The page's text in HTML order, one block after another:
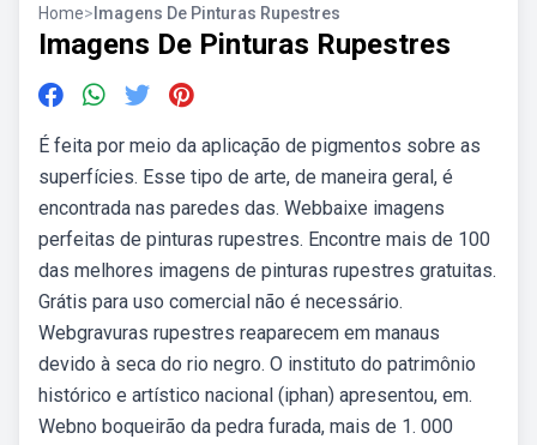
Home> Imagens De Pinturas Rupestres
Imagens De Pinturas Rupestres
É feita por meio da aplicação de pigmentos sobre as
superfícies. Esse tipo de arte, de maneira geral, é
encontrada nas paredes das. Webbaixe imagens
perfeitas de pinturas rupestres. Encontre mais de 100
das melhores imagens de pinturas rupestres gratuitas.
Grátis para uso comercial não é necessário.
Webgravuras rupestres reaparecem em manaus
devido à seca do rio negro. O instituto do patrimônio
histórico e artístico nacional (iphan) apresentou, em.
Webno boqueirão da pedra furada, mais de 1. 000